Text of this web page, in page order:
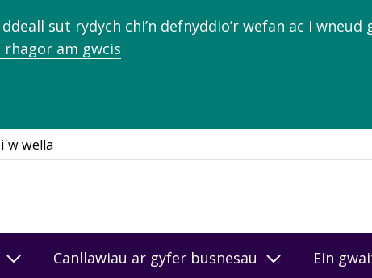
sut rydych chi’n defnyddio’r wefan ac i wneud
rhagor am gwcis
wella
Canllawiau ar gyfer busnesau Ein